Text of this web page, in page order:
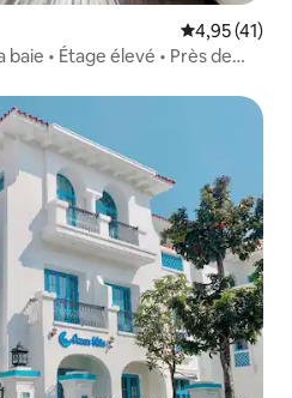
Évaluation
4,95 (41)
• Étage élevé • Près de